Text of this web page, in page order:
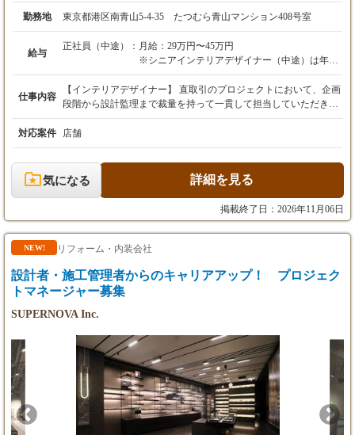
勤務地 東京都港区南青山5-4-35 たつむら青山マンション408号室
給与
正社員（中途）： 月給：29万円〜45万円
※シニアインテリアデザイナー（中途）は年収
600万円以上（月給目安：50万円以上）
※いずれも経験・実績を考慮の上、適正に決定
いたします。
に変更はありません）。
仕事内容
【インテリアデザイナー】 直取引のプロジェクトにおいて、企画
段階から設計監理まで裁量を持って一貫して担当していただきま
す。 ［要件定義・企画立案］ オーナーと直接折衝し、事業の目
的やコンセプトを抽出・言語化します。 ［基本・実施設計］ Vect
orWorks、RenderWorksを用いて、コンセプトを精緻な図面やCGパ
ースに落とし込みます。 ［プレゼンテーション］ 意匠の合理性
や費用対効果をクライアントへ論理的に提案します。 ［現場監
理］ 施工会社との緻密な連携を図り、着工から竣工までの品質・
でプロのサポートを行いながら、空間設計のプロセスを体系的に
習得していただきます。 ［作図サポート］ VectorWorksを使用し
た各種図面の作成補助。 ［資料作成］ Illustrator、Photoshopを用
ト同行］ クライアントとの打ち合わせへの同席、議事録の作成。
［マテリアル管理］ 空間を構成する素材サンプルの手配、および
トな折衝により、上流工程からプロジェクトをコントロールでき
元されます（年収700万円以上の到達も可能）。 ★アシスタント
層には、独り立ちを見据えた実践的なOJTと明確なキャリアパス
を用意しています。
対応案件 店舗
気になる 詳細を見る
掲載終了日：2026年11月06日
NEW! リフォーム・内装会社
設計者・施工管理者からのキャリアアップ！ プロジェク
トマネージャー募集
SUPERNOVA Inc.